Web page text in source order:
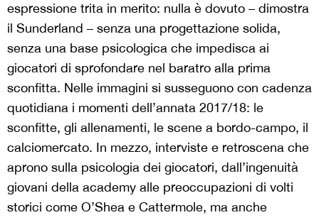
espressione trita in merito: nulla è dovuto – dimostra
il Sunderland – senza una progettazione solida,
senza una base psicologica che impedisca ai
giocatori di sprofondare nel baratro alla prima
sconfitta. Nelle immagini si susseguono con cadenza
quotidiana i momenti dell’annata 2017/18: le
sconfitte, gli allenamenti, le scene a bordo-campo, il
calciomercato. In mezzo, interviste e retroscena che
aprono sulla psicologia dei giocatori, dall’ingenuità
giovani della academy alle preoccupazioni di volti
storici come O’Shea e Cattermole, ma anche